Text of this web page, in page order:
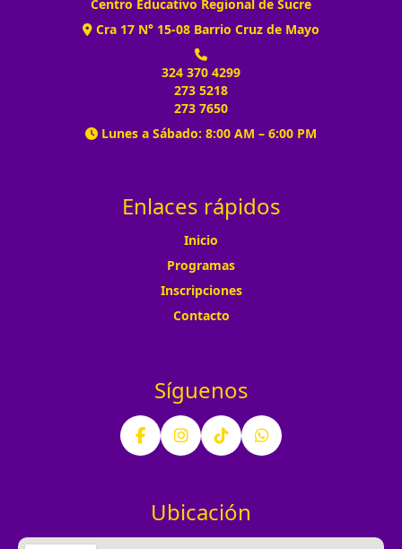
Centro Educativo Regional de Sucre
Cra 17 N° 15-08 Barrio Cruz de Mayo
324 370 4299
273 5218
273 7650
Lunes a Sábado: 8:00 AM – 6:00 PM
Enlaces rápidos
Inicio
Programas
Inscripciones
Contacto
Síguenos
Ubicación